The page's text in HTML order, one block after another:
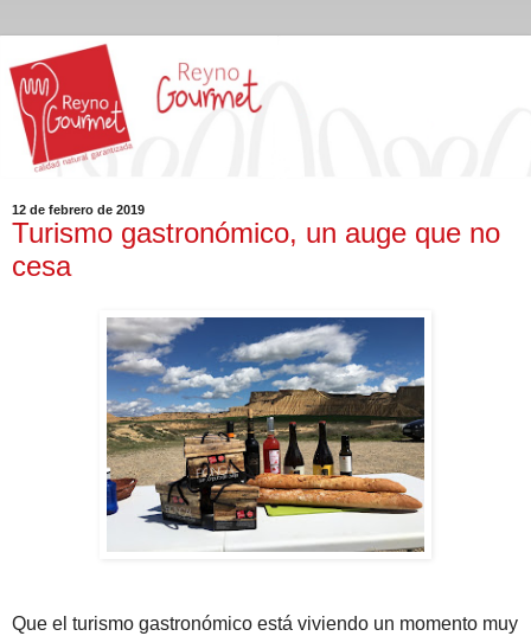
12 de febrero de 2019
Turismo gastronómico, un auge que no
cesa
Que el turismo gastronómico está viviendo un momento muy